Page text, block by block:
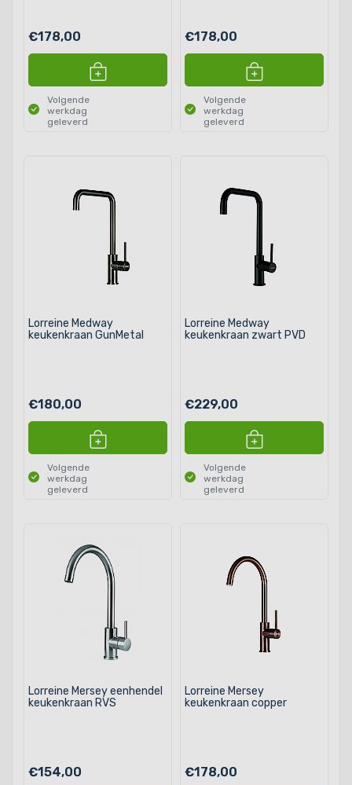
€178,00
Volgende
werkdag
geleverd
€178,00
Volgende
werkdag
geleverd
Lorreine Medway
keukenkraan GunMetal
€180,00
Volgende
werkdag
geleverd
Lorreine Medway
keukenkraan zwart PVD
€229,00
Volgende
werkdag
geleverd
Lorreine Mersey eenhendel
keukenkraan RVS
€154,00
Lorreine Mersey
keukenkraan copper
€178,00